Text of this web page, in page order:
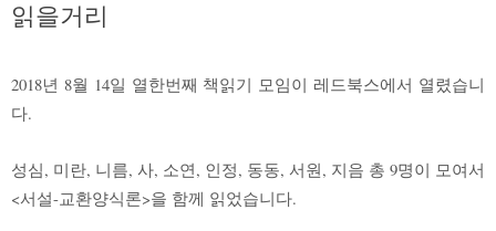
읽을거리
2018년 8월 14일 열한번째 책읽기 모임이 레드북스에서 열렸습니
다.
성심, 미란, 니름, 사, 소연, 인정, 동동, 서원, 지음 총 9명이 모여서
<서설-교환양식론>을 함께 읽었습니다.